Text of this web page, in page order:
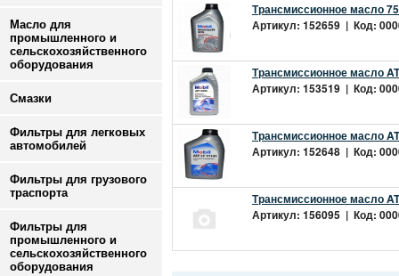
Масло для
промышленного и
сельскохозяйственного
оборудования
Смазки
Фильтры для легковых
автомобилей
Фильтры для грузового
траспорта
Фильтры для
промышленного и
сельскохозяйственного
оборудования
Трансмиссионное масло
Артикул: 152659 | Код:
Трансмиссионное масло
Артикул: 153519 | Код:
Трансмиссионное масло
Артикул: 152648 | Код:
Трансмиссионное масло
Артикул: 156095 | Код: